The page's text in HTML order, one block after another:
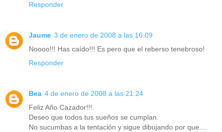
Responder
Jaume 3 de enero de 2008 a las 16:09
Noooo!!! Has caído!!! Es pero que el reberso tenebroso!
Responder
Bea 4 de enero de 2008 a las 21:24
Feliz Año Cazador!!!.
Deseo que todos tus sueños se cumplan.
No sucumbas a la tentación y sigue dibujando por que....